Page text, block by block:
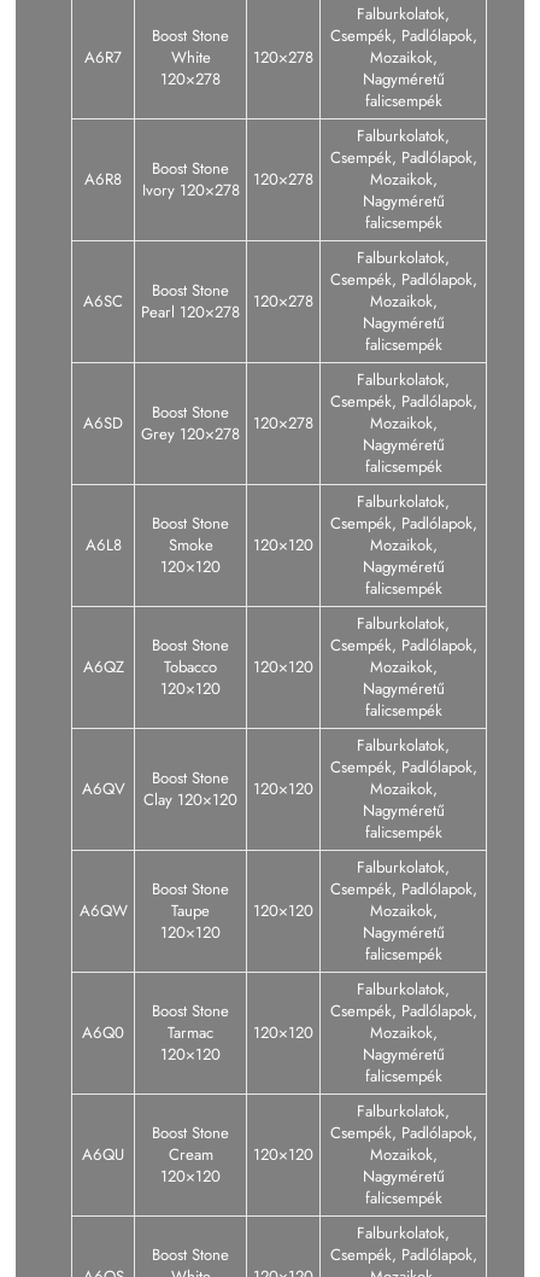
A6R7
Boost Stone
White
120×278
120×278
Falburkolatok,
Csempék, Padlólapok,
Mozaikok,
Nagyméretű
falicsempék
A6R8
Boost Stone
Ivory 120×278
120×278
Falburkolatok,
Csempék, Padlólapok,
Mozaikok,
Nagyméretű
falicsempék
A6SC
Boost Stone
Pearl 120×278
120×278
Falburkolatok,
Csempék, Padlólapok,
Mozaikok,
Nagyméretű
falicsempék
A6SD
Boost Stone
Grey 120×278
120×278
Falburkolatok,
Csempék, Padlólapok,
Mozaikok,
Nagyméretű
falicsempék
A6L8
Boost Stone
Smoke
120×120
120×120
Falburkolatok,
Csempék, Padlólapok,
Mozaikok,
Nagyméretű
falicsempék
A6QZ
Boost Stone
Tobacco
120×120
120×120
Falburkolatok,
Csempék, Padlólapok,
Mozaikok,
Nagyméretű
falicsempék
A6QV
Boost Stone
Clay 120×120
120×120
Falburkolatok,
Csempék, Padlólapok,
Mozaikok,
Nagyméretű
falicsempék
A6QW
Boost Stone
Taupe
120×120
120×120
Falburkolatok,
Csempék, Padlólapok,
Mozaikok,
Nagyméretű
falicsempék
A6Q0
Boost Stone
Tarmac
120×120
120×120
Falburkolatok,
Csempék, Padlólapok,
Mozaikok,
Nagyméretű
falicsempék
A6QU
Boost Stone
Cream
120×120
120×120
Falburkolatok,
Csempék, Padlólapok,
Mozaikok,
Nagyméretű
falicsempék
Boost Stone
Falburkolatok,
Csempék, Padlólapok,